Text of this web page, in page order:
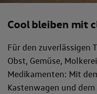
Cool bleiben mit
Für den zuverlässigen
Obst, Gemüse,
Medikamenten: Mit
Kastenwagen und